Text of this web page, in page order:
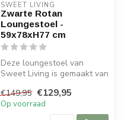
SWEET LIVING
Zwarte Rotan
Loungestoel -
59x78xH77 cm
Deze loungestoel van
Sweet Living is gemaakt van
zwar...
€149,95 €129,95
Op voorraad